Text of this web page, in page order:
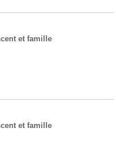
et famille
et famille